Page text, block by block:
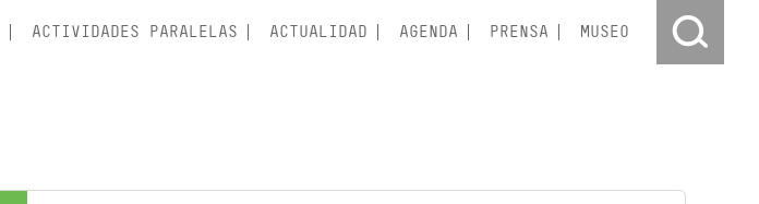
ACTIVIDADES PARALELAS ACTUALIDAD AGENDA PRENSA MUSEO